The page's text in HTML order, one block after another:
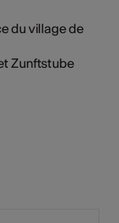
du village de
Zunftstube